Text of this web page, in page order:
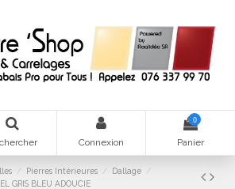
Connexion
0
Panier
Pierres Intérieures
Dallage
GRIS BLEU ADOUCIE